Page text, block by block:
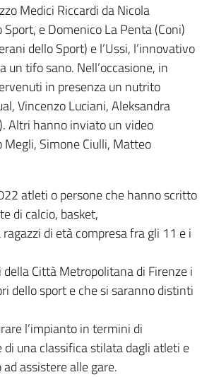
Medici Riccardi da Nicola
e Domenico La Penta (Coni)
dello Sport) e l’Ussi, l’innovativo
un tifo sano. Nell’occasione, in
in presenza un nutrito
Vincenzo Luciani, Aleksandra
Altri hanno inviato un video
Simone Ciulli, Matteo
atleti o persone che hanno scritto
di calcio, basket,
di età compresa fra gli 11 e i
Città Metropolitana di Firenze i
dello sport e che si saranno distinti
l’impianto in termini di
una classifica stilata dagli atleti e
assistere alle gare.